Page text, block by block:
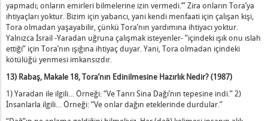
yapmadı; onların emirleri bilmelerine izin vermedi.’” Zira onların Tora’ya
ihtiyaçları yoktur. Bizim için yabancı, yani kendi menfaati için çalışan kişi,
Tora olmadan yaşayabilir, çünkü Tora’nın yardımına ihtiyacı yoktur.
Yalnızca İsrail -Yaradan uğruna çalışmak isteyenler- “içindeki ışık onu ıslah
ettiği” için Tora’nın ışığına ihtiyaç duyar. Yani, Tora olmadan içindeki
kötülüğü yenmesi imkansızdır.
13) Rabaş, Makale 18,Tora’nın Edinilmesine Hazırlık Nedir? (1987)
1) Yaradan ile ilgili… Örneği: “Ve Tanrı Sina Dağı’nın tepesine indi.” 2)
İnsanlarla ilgili… Örneği: “Ve onlar dağın eteklerinde durdular.”